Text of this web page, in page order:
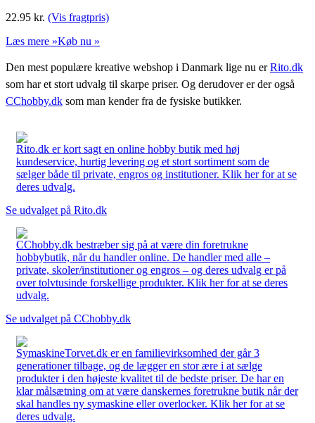
22.95 kr. (Vis fragtpris)
Læs mere »Køb nu »
Den mest populære kreative webshop i Danmark lige nu erRito.dk
som har et stort udvalg til skarpe priser. Og derudover er der også
CChobby.dk som man kender fra de fysiske butikker.
Rito.dk er kort sagt en online hobby butik med høj
kundeservice, hurtig levering og et stort sortiment som de
sælger både til private, engros og institutioner. Klik her for at se
deres udvalg.
Se udvalget på Rito.dk
CChobby.dk bestræber sig på at være din foretrukne
hobbybutik, når du handler online. De handler med alle –
private, skoler/institutioner og engros – og deres udvalg er på
over tolvtusinde forskellige produkter. Klik her for at se deres
udvalg.
Se udvalget på CChobby.dk
SymaskineTorvet.dk er en familievirksomhed der går 3
generationer tilbage, og de lægger en stor ære i at sælge
produkter i den højeste kvalitet til de bedste priser. De har en
klar målsætning om at være danskernes foretrukne butik når der
skal handles ny symaskine eller overlocker. Klik her for at se
deres udvalg.